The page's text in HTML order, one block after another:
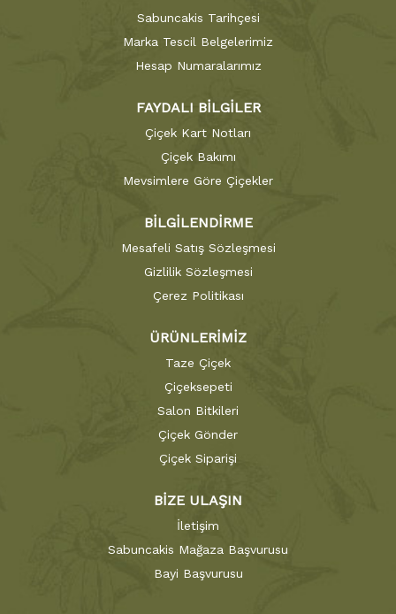
Sabuncakis Tarihçesi
Marka Tescil Belgelerimiz
Hesap Numaralarımız
FAYDALI BİLGİLER
Çiçek Kart Notları
Çiçek Bakımı
Mevsimlere Göre Çiçekler
BİLGİLENDİRME
Mesafeli Satış Sözleşmesi
Gizlilik Sözleşmesi
Çerez Politikası
ÜRÜNLERİMİZ
Taze Çiçek
Çiçeksepeti
Salon Bitkileri
Çiçek Gönder
Çiçek Siparişi
BİZE ULAŞIN
İletişim
Sabuncakis Mağaza Başvurusu
Bayi Başvurusu